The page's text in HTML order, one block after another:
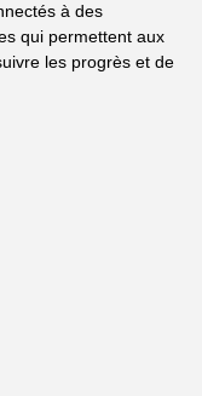
à des
qui permettent aux
les progrès et de